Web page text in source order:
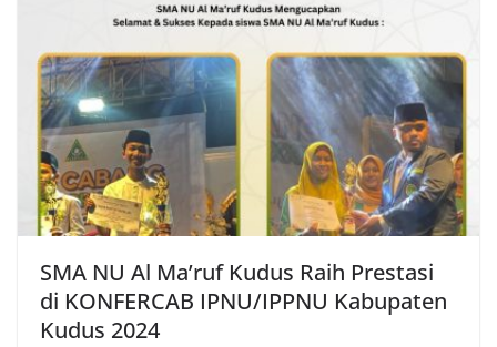
SMA NU Al Ma’ruf Kudus Raih Prestasi
di KONFERCAB IPNU/IPPNU Kabupaten
Kudus 2024